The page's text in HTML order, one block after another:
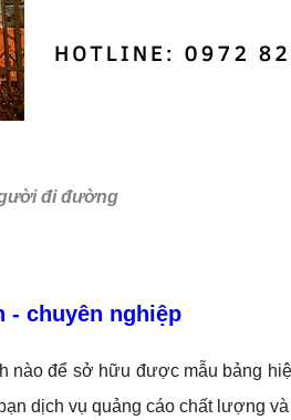
đi đường
- chuyên nghiệp
nào để sở hữu được mẫu bảng
dịch vụ quảng cáo chất lượng